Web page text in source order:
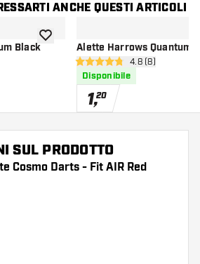
ANCHE QUESTI ARTICOLI
Blackaggiungi alla lista dei desideri
Alette Harrows Quantum
apri pannello
4.8 stelle di valutazione
4.8 (8)
Disponibile
1,20
SUL PRODOTTO
Cosmo Darts - Fit AIR Red